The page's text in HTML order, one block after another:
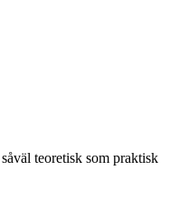
teoretisk som praktisk